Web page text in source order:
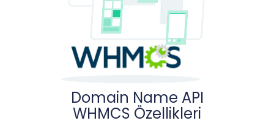
Domain Name API
WHMCS Özellikleri